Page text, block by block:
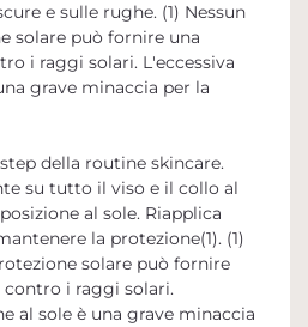
e sulle rughe. (1) Nessun
solare può fornire una
i raggi solari. L'eccessiva
grave minaccia per la
della routine skincare.
su tutto il viso e il collo al
al sole. Riapplica
la protezione(1). (1)
solare può fornire
i raggi solari.
al sole è una grave minaccia